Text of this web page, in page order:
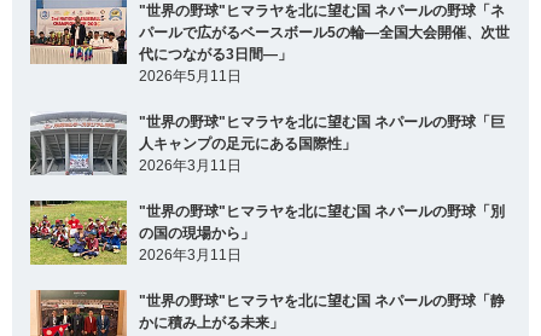
"世界の野球"ヒマラヤを北に望む国 ネパールの野球「ネ
パールで広がるベースボール5の輪―全国大会開催、次世
代につながる3日間―」
2026年5月11日
"世界の野球"ヒマラヤを北に望む国 ネパールの野球「巨
人キャンプの足元にある国際性」
2026年3月11日
"世界の野球"ヒマラヤを北に望む国 ネパールの野球「別
の国の現場から」
2026年3月11日
"世界の野球"ヒマラヤを北に望む国 ネパールの野球「静
かに積み上がる未来」